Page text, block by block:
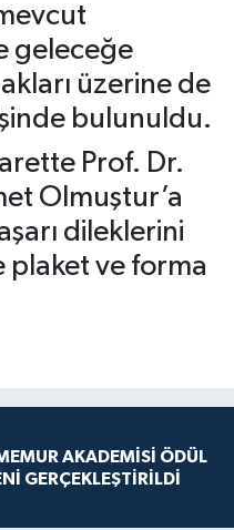
geleceğe
üzerine de
bulunuldu.
Prof. Dr.
Olmuştur’a
dileklerini
plaket ve forma
AKADEMİSİ ÖDÜL
GERÇEKLEŞTİRİLDİ